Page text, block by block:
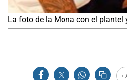
La foto de la Mona con el plantel
+